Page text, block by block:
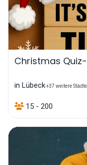
Christmas
in Lübeck+37 weitere Städte
15 - 200